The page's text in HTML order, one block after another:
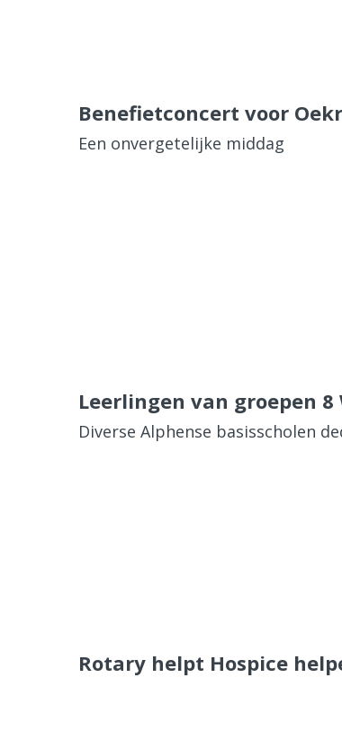
Benefietconcert voor
Een onvergetelijke middag
Leerlingen van groepen
Diverse Alphense basisscholen
Rotary helpt Hospice